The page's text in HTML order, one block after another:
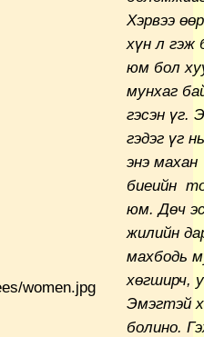
Хэрвээ өө
хүн л гэж
юм бол
мунхаг
гэсэн үг.
гэдэг үг
энэ махан
биеийн
юм. Дөч
жилийн
махбодь
хөгширч,
Эмэгтэй х
болино.